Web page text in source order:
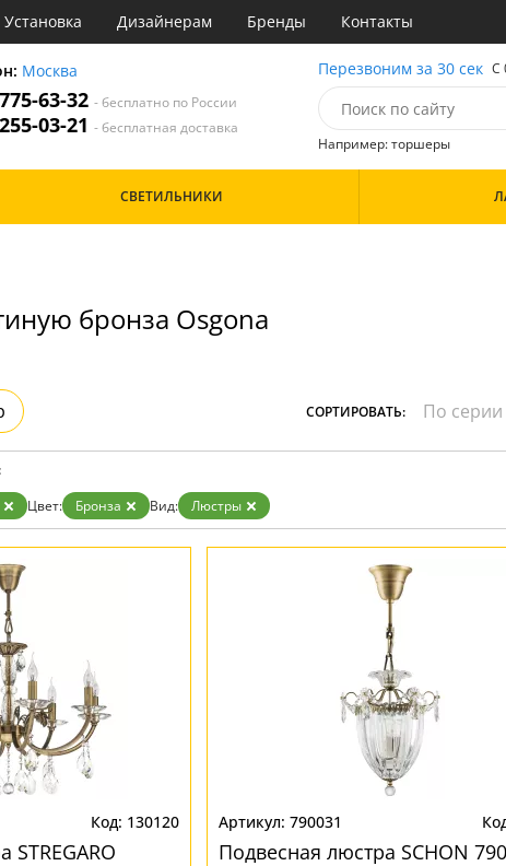
Установка Дизайнерам Бренды Контакты
Москва
63-32 - бесплатно по России
03-21 - бесплатная доставка
Перезвоним за 30 сек С
Например: торшеры
Черные
СВЕТИЛЬНИКИ
бронза Osgona
СОРТИРОВАТЬ:
Цвет: Бронза Вид: Люстры
130120
STREGARO
790031
Подвесная люстра SCHON